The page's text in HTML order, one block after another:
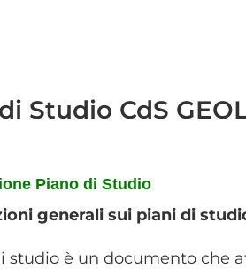
Studio CdS
Piano di Studio
generali sui piani di
studio è un documento che